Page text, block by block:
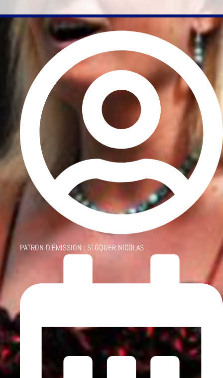
PATRON D'ÉMISSION : STOQUER NICOLAS